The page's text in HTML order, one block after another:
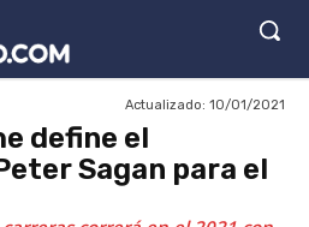
Actualizado: 10/01/2021
define el
Sagan para el